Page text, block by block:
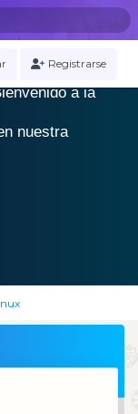
Registrarse
ienvenido a la
nuestra